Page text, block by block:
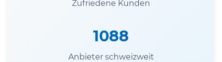
Zufriedene Kunden
1088
Anbieter schweizweit